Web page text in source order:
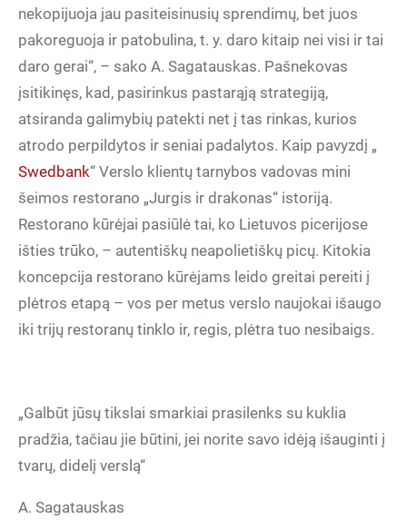
nekopijuoja jau pasiteisinusių sprendimų, bet juos
pakoreguoja ir patobulina, t. y. daro kitaip nei visi ir tai
daro gerai“, – sako A. Sagatauskas. Pašnekovas
įsitikinęs, kad, pasirinkus pastarąją strategiją,
atsiranda galimybių patekti net į tas rinkas, kurios
atrodo perpildytos ir seniai padalytos. Kaip pavyzdį „
Swedbank“ Verslo klientų tarnybos vadovas mini
šeimos restorano „Jurgis ir drakonas“ istoriją.
Restorano kūrėjai pasiūlė tai, ko Lietuvos picerijose
išties trūko, – autentiškų neapolietiškų picų. Kitokia
koncepcija restorano kūrėjams leido greitai pereiti į
plėtros etapą – vos per metus verslo naujokai išaugo
iki trijų restoranų tinklo ir, regis, plėtra tuo nesibaigs.
„Galbūt jūsų tikslai smarkiai prasilenks su kuklia
pradžia, tačiau jie būtini, jei norite savo idėją išauginti į
tvarų, didelį verslą“
A. Sagatauskas